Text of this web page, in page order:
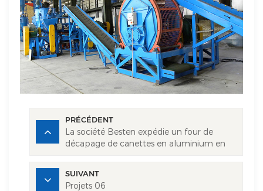
PRÉCÉDENT
La société Besten expédie un four de
décapage de canettes en aluminium en
SUIVANT
Projets 06